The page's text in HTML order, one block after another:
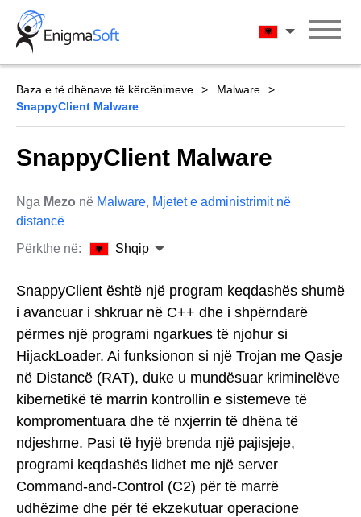
Skip
content
Shqip
Baza e të dhënave të kërcënimeve
Malware
SnappyClient Malware
SnappyClient Malware
Nga Mezo në Malware, Mjetet e administrimit në
distancë
Përkthe në:
Shqip
SnappyClient është një program keqdashës shumë
i avancuar i shkruar në C++ dhe i shpërndarë
përmes një programi ngarkues të njohur si
HijackLoader. Ai funksionon si një Trojan me Qasje
në Distancë (RAT), duke u mundësuar kriminelëve
kibernetikë të marrin kontrollin e sistemeve të
kompromentuara dhe të nxjerrin të dhëna të
ndjeshme. Pasi të hyjë brenda një pajisjeje,
programi keqdashës lidhet me një server
Command-and-Control (C2) për të marrë
udhëzime dhe për të ekzekutuar operacione